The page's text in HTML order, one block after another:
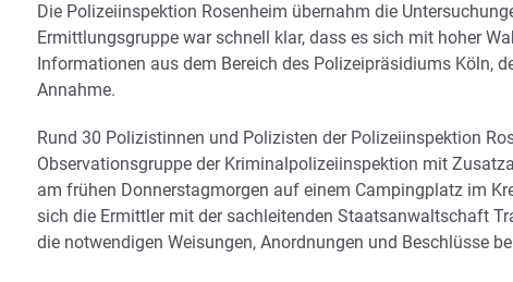
Die Polizeiinspektion Rosenheim übernahm die
Ermittlungsgruppe war schnell klar, dass es sich mit hoher
Informationen aus dem Bereich des Polizeipräsidiums Köln,
Annahme.
Rund 30 Polizistinnen und Polizisten der Polizeiinspektion
Observationsgruppe der Kriminalpolizeiinspektion mit
am frühen Donnerstagmorgen auf einem Campingplatz im
sich die Ermittler mit der sachleitenden Staatsanwaltschaft
die notwendigen Weisungen, Anordnungen und Beschlüsse